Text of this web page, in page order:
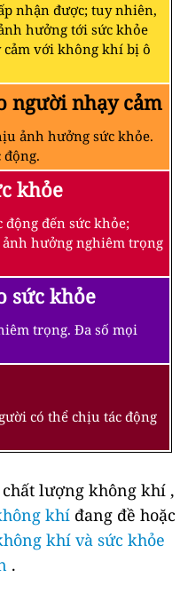
nhận được; tuy nhiên,
hưởng tới sức khỏe
với không khí bị ô
người nhạy cảm
ảnh hưởng sức khỏe.
động.
khỏe
đến sức khỏe;
hưởng nghiêm trọng
sức khỏe
trọng. Đa số mọi
có thể chịu tác động
lượng không khí ,
khíđang đề hoặc
khí và sức khỏe
.